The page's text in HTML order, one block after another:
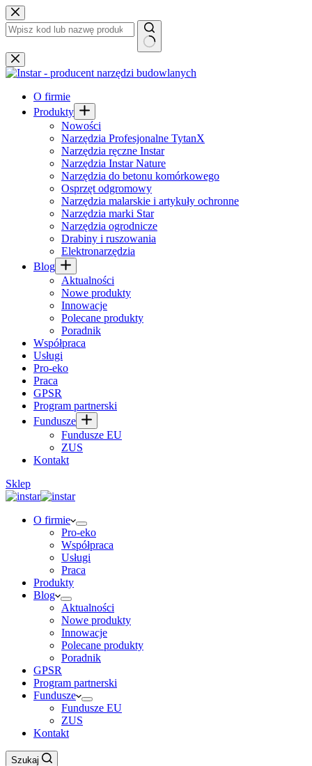
Przejdź
do
treści
Brak
wyników
O firmie
Produkty
Nowości
Narzędzia Profesjonalne TytanX
Narzędzia ręczne Instar
Narzędzia Instar Nature
Narzędzia do betonu komórkowego
Osprzęt odgromowy
Narzędzia malarskie i artykuły ochronne
Narzędzia marki Star
Narzędzia ogrodnicze
Drabiny i ruszowania
Elektronarzędzia
Blog
Aktualności
Nowe produkty
Innowacje
Polecane produkty
Poradnik
Współpraca
Usługi
Pro-eko
Praca
GPSR
Program partnerski
Fundusze
Fundusze EU
ZUS
Kontakt
Sklep
O firmie
Pro-eko
Współpraca
Usługi
Praca
Produkty
Blog
Aktualności
Nowe produkty
Innowacje
Polecane produkty
Poradnik
GPSR
Program partnerski
Fundusze
Fundusze EU
ZUS
Kontakt
Szukaj